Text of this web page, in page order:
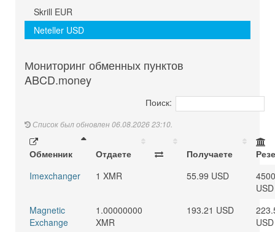
Skrill EUR
Neteller USD
Мониторинг обменных пунктов
ABCD.money
Поиск:
Список был обновлен 06.08.2026 23:10.
Обменник Отдаете Получаете
Imexchanger
1 XMR 55.99 USD
USD
Magnetic
Exchange
1.00000000
XMR
193.21 USD
USD